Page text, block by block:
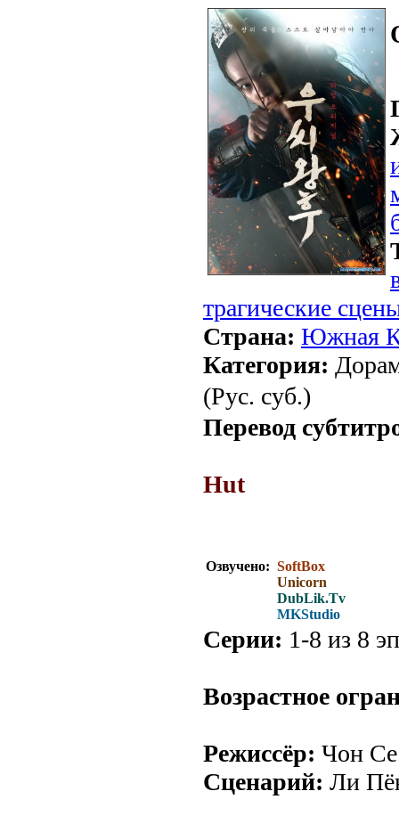
трагические
Страна: Южная
Категория:
(Рус. суб.)
Перевод
Hut
Озвучено: SoftBox
Unicorn
DubLik.Tv
MKStudio
Серии: 1-8 из 8
Возрастное
Режиссёр: Чон
Сценарий: Ли